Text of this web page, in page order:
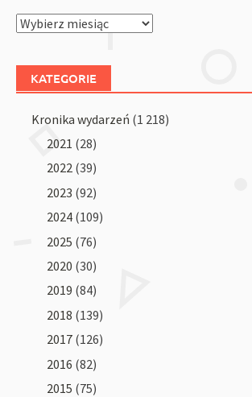
Archiwum
KATEGORIE
Kronika wydarzeń (1 218)
2021 (28)
2022 (39)
2023 (92)
2024 (109)
2025 (76)
2020 (30)
2019 (84)
2018 (139)
2017 (126)
2016 (82)
2015 (75)